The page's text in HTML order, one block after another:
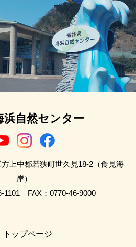
浜自然センター
上中郡若狭町世久見18-2（食見海
岸）
1101 FAX：0770-46-9000
トップページ